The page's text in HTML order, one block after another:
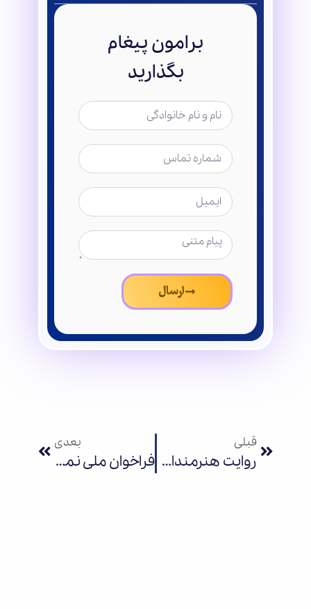
برامون پیغام
بگذارید
ارسال
قبلی
روایت هنرمندان از مقاومت؛ ۷۰۰ اجرای سرود و نمایش در تجمعات مردمی
بعدی
فراخوان ملی نمایشگاه تصویرسازی «با هم برای ایران» منتشر شد